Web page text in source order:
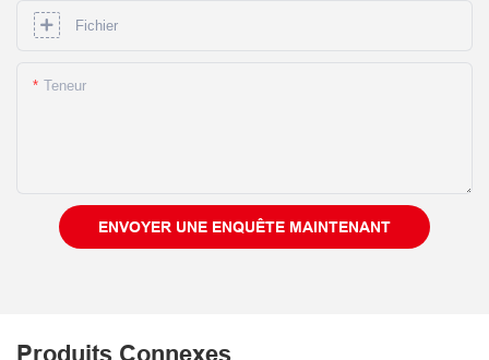
Fichier
Teneur
ENVOYER UNE ENQUÊTE MAINTENANT
Produits Connexes